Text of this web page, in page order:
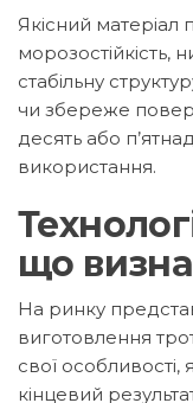
Якісний
морозостійкість,
стабільну
чи збереже
десять або
використання.
що
На ринку
виготовлення
свої
кінцевий